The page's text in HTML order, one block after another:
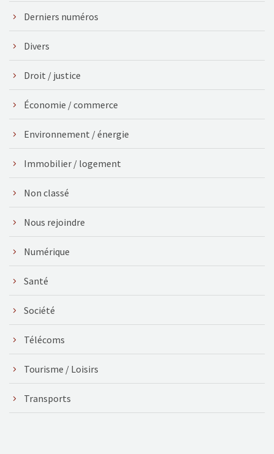
Derniers numéros
Divers
Droit / justice
Économie / commerce
Environnement / énergie
Immobilier / logement
Non classé
Nous rejoindre
Numérique
Santé
Société
Télécoms
Tourisme / Loisirs
Transports